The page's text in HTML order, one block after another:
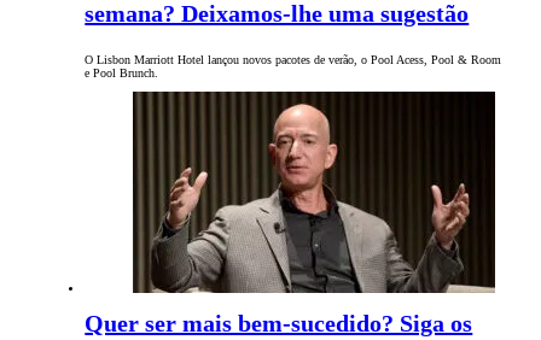
semana? Deixamos-lhe uma sugestão
O Lisbon Marriott Hotel lançou novos pacotes de verão, o Pool Acess, Pool & Room
e Pool Brunch.
Quer ser mais bem-sucedido? Siga os